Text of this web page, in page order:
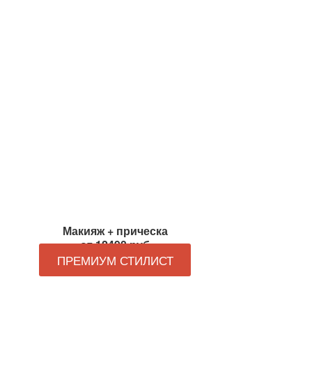
Макияж + прическа
от 12490 руб
ПРЕМИУМ СТИЛИСТ